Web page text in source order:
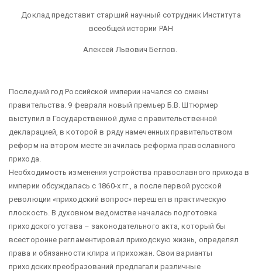
Доклад представит старший научный сотрудник Института
всеобщей истории РАН
Алексей Львович Беглов.
Последний год Российской империи начался со смены
правительства. 9 февраля новый премьер Б.В. Штюрмер
выступил в Государственной думе с правительственной
декларацией, в которой в ряду намеченных правительством
реформ на втором месте значилась реформа православного
прихода.
Необходимость изменения устройства православного прихода в
империи обсуждалась с 1860-х гг., а после первой русской
революции «приходский вопрос» перешел в практическую
плоскость. В духовном ведомстве началась подготовка
приходского устава – законодательного акта, который бы
всесторонне регламентировал приходскую жизнь, определял
права и обязанности клира и прихожан. Свои варианты
приходских преобразований предлагали различные